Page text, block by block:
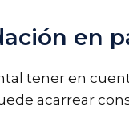
en
tener en
acarrear